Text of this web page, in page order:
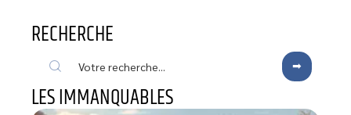
RECHERCHE
LES IMMANQUABLES